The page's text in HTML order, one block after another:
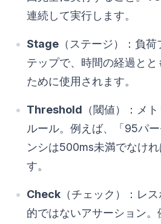
連続して実行します。
Stage （ステージ）：負
テップで、時間の経過と
ために使用されます。
Threshold （閾値）：メ
ルール。例えば、「95パ
ンシは500ms未満でなけ
す。
Check （チェック）：レ
的ではないアサーション。